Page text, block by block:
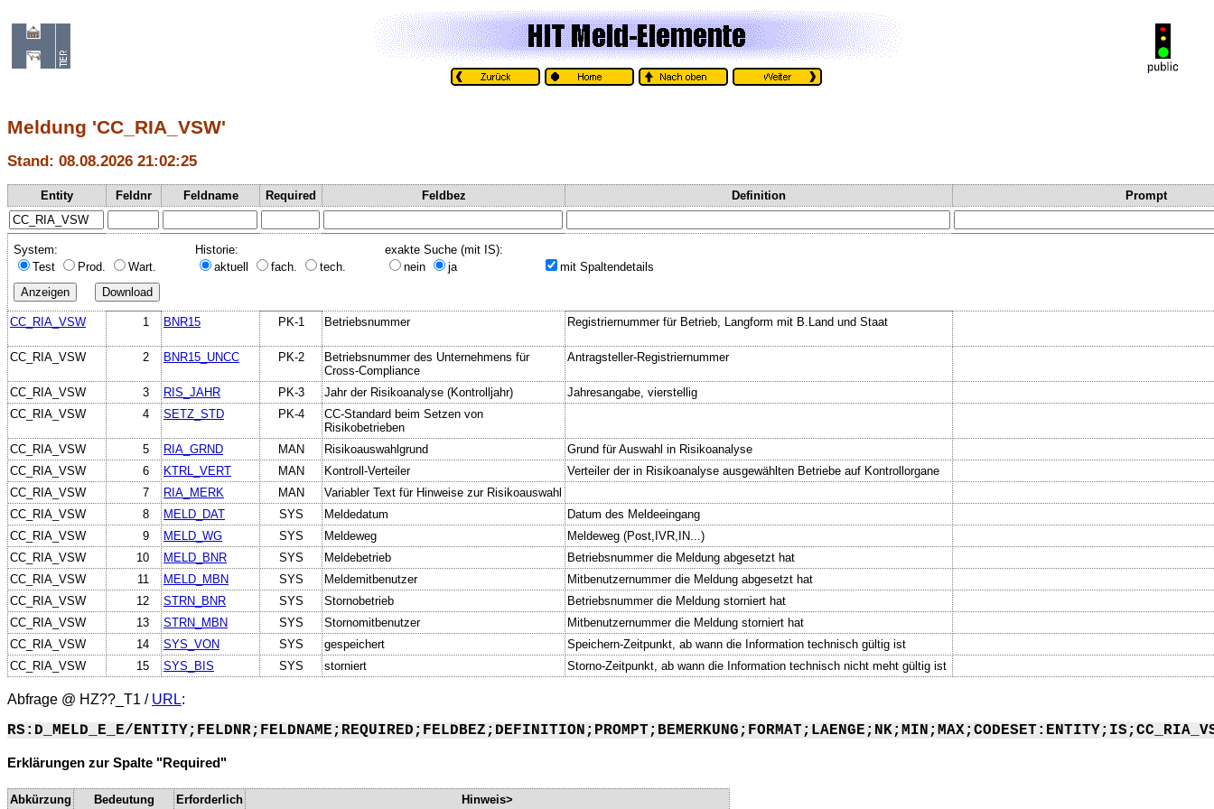
Meldung 'CC_RIA_VSW'
Stand: 08.08.2026 21:02:25
Entity Feldnr Feldname Required Feldbez Definition Prompt
System:
Test
Prod. Wart.
Historie:
aktuell
fach. tech.
exakte Suche (mit IS):
nein
ja mit Spaltendetails
CC_RIA_VSW 1 BNR15 PK-1 Betriebsnummer Registriernummer für Betrieb, Langform mit B.Land und Staat
CC_RIA_VSW 2 BNR15_UNCC PK-2
Betriebsnummer des Unternehmens für
Cross-Compliance
Antragsteller-Registriernummer
CC_RIA_VSW 3 RIS_JAHR PK-3 Jahr der Risikoanalyse (Kontrolljahr)
Jahresangabe, vierstellig
CC_RIA_VSW
4 SETZ_STD PK-4
CC-Standard beim Setzen von
Risikobetrieben
CC_RIA_VSW
5 RIA_GRND MAN Risikoauswahlgrund
Grund für Auswahl in Risikoanalyse
CC_RIA_VSW
6 KTRL_VERT MAN Kontroll-Verteiler
Verteiler der in Risikoanalyse ausgewählten Betriebe auf Kontrollorgane
CC_RIA_VSW
7 RIA_MERK MAN
Variabler Text für Hinweise zur Risikoauswahl
CC_RIA_VSW
8 MELD_DAT SYS Meldedatum
Datum des Meldeeingang
CC_RIA_VSW
9 MELD_WG SYS Meldeweg
Meldeweg (Post,IVR,IN...)
CC_RIA_VSW
10 MELD_BNR SYS Meldebetrieb
Betriebsnummer die Meldung abgesetzt hat
CC_RIA_VSW
11 MELD_MBN SYS Meldemitbenutzer
Mitbenutzernummer die Meldung abgesetzt hat
CC_RIA_VSW
12 STRN_BNR SYS Stornobetrieb
Betriebsnummer die Meldung storniert hat
CC_RIA_VSW
13 STRN_MBN SYS Stornomitbenutzer
Mitbenutzernummer die Meldung storniert hat
CC_RIA_VSW
14 SYS_VON SYS gespeichert
Speichern-Zeitpunkt, ab wann die Information technisch gültig ist
CC_RIA_VSW
15 SYS_BIS SYS storniert Storno-Zeitpunkt, ab wann die Information technisch nicht meht gültig ist
Abfrage @ HZ??_T1 / URL:
RS:D_MELD_E_E/
Erklärungen zur Spalte "Required"
Abkürzung Bedeutung Erforderlich Hinweis>